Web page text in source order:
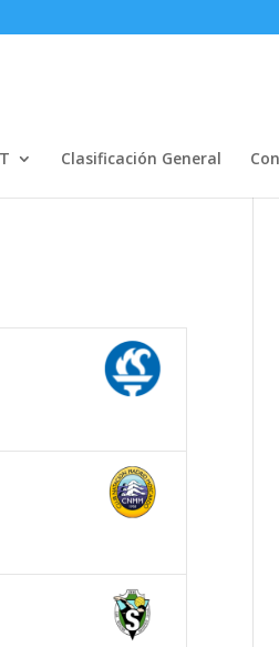
Clasificación General